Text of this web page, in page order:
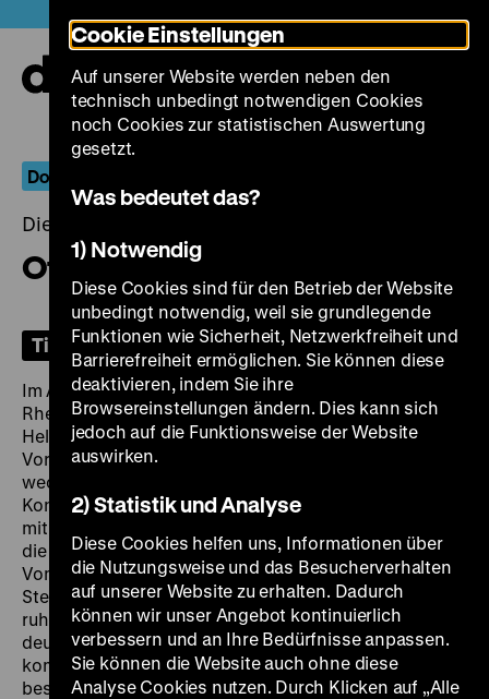
zum
Seiteninhalt
springen
Dokumentarische Positionen: Rainer Komers
Dienstag, 09. September 2025, 19.00 Uhr
Ofen aus & Ein Schloß für alle
Tickets
Im August 1993 ist der Ofen aus. Die Krupphütte in
Rheinhausen wird stillgelegt. Rainer Komers und Klaus
Helle sind vor Ort und filmen Arbeiter, die in den
Vorruhestand geschickt werden, zur Kurzarbeit
wechseln müssen oder in einem anderen Werk des
Konzerns eine Stelle finden. Robuste, direkte Typen
mit Alltagswitz und Zukunftsängsten. Sie ziehen durch
die stillen Hallen, nicht wissend, was kommen mag.
Vom Turm blickend sagt einer: „So wie man einen
Sterbenden auf dem Sterbebett beobachtet, wird’s
ruhig. So ruhig ist es jetzt hier.“Ofen auslässt nicht nur
deutsche, sondern auch türkische Arbeiter zu Wort
kommen, die mitunter schon jahrzehntelang bei Krupp
beschäftigt waren.
Cookie Einstellungen
Auf unserer Website werden neben den
technisch unbedingt notwendigen Cookies
noch Cookies zur statistischen Auswertung
gesetzt.
Was bedeutet das?
1) Notwendig
Diese Cookies sind für den Betrieb der Website
unbedingt notwendig, weil sie grundlegende
Funktionen wie Sicherheit, Netzwerkfreiheit und
Barrierefreiheit ermöglichen. Sie können diese
deaktivieren, indem Sie ihre
Browsereinstellungen ändern. Dies kann sich
jedoch auf die Funktionsweise der Website
auswirken.
2) Statistik und Analyse
Diese Cookies helfen uns, Informationen über
die Nutzungsweise und das Besucherverhalten
auf unserer Website zu erhalten. Dadurch
können wir unser Angebot kontinuierlich
verbessern und an Ihre Bedürfnisse anpassen.
Sie können die Website auch ohne diese
Analyse Cookies nutzen. Durch Klicken auf „Alle